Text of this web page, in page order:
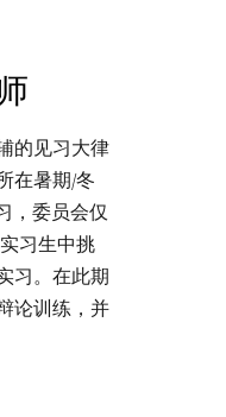
的见习大律
在暑期/冬
，委员会仅
习生中挑
习。在此期
论训练，并